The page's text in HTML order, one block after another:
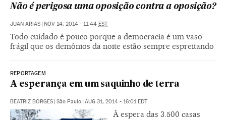
Não é perigosa uma oposição contra a oposição?
JUAN ARIAS | NOV 14, 2014 - 11:44 EST
Todo cuidado é pouco porque a democracia é um vaso
frágil que os demônios da noite estão sempre espreitando
REPORTAGEM
A esperança em um saquinho de terra
BEATRIZ BORGES | São Paulo | AUG 31, 2014 - 16:01 EDT
À espera das 3.500 casas